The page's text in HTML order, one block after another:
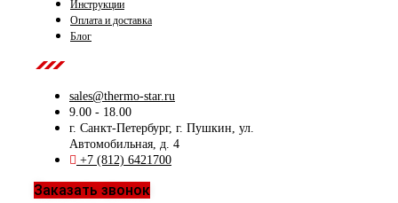
Инструкции
Оплата и доставка
Блог
sales@thermo-star.ru
9.00 - 18.00
г. Санкт-Петербург, г. Пушкин, ул.
Автомобильная, д. 4
+7 (812) 6421700
Заказать звонок